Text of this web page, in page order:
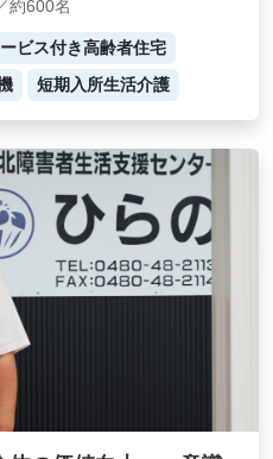
約600名
ビス付き高齢者住宅
短期入所生活介護